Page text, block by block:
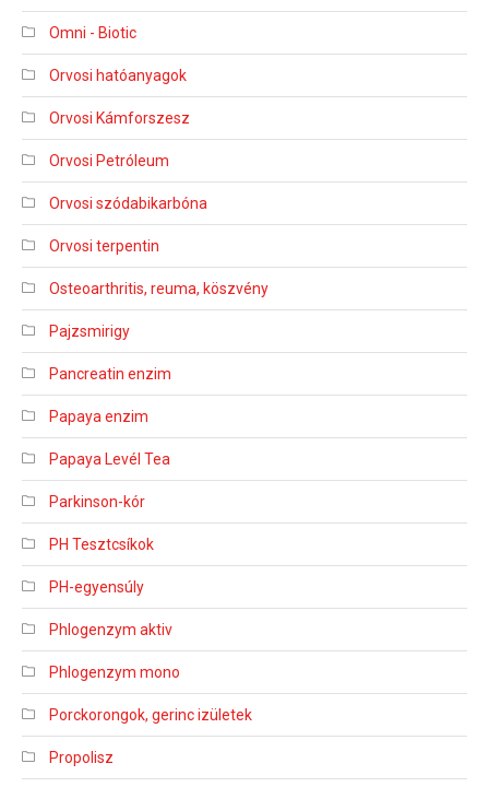
Omni - Biotic
Orvosi hatóanyagok
Orvosi Kámforszesz
Orvosi Petróleum
Orvosi szódabikarbóna
Orvosi terpentin
Osteoarthritis, reuma, köszvény
Pajzsmirigy
Pancreatin enzim
Papaya enzim
Papaya Levél Tea
Parkinson-kór
PH Tesztcsíkok
PH-egyensúly
Phlogenzym aktiv
Phlogenzym mono
Porckorongok, gerinc izületek
Propolisz